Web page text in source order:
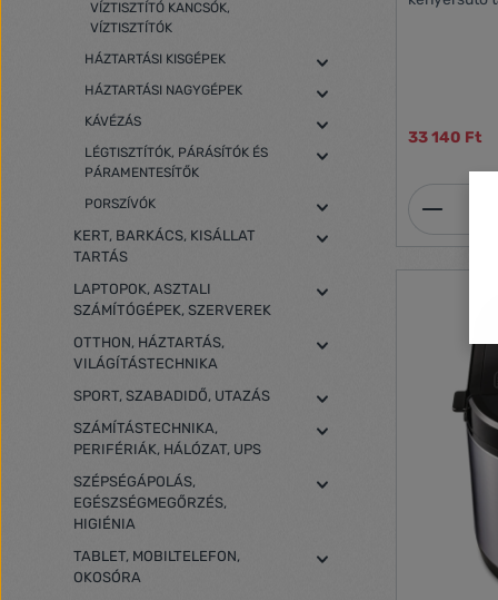
VÍZTISZTÍTÓ KANCSÓK,
VÍZTISZTÍTÓK
HÁZTARTÁSI KISGÉPEK
HÁZTARTÁSI NAGYGÉPEK
KÁVÉZÁS
LÉGTISZTÍTÓK, PÁRÁSÍTÓK ÉS
PÁRAMENTESÍTŐK
PORSZÍVÓK
KERT, BARKÁCS, KISÁLLAT
TARTÁS
LAPTOPOK, ASZTALI
SZÁMÍTÓGÉPEK, SZERVEREK
OTTHON, HÁZTARTÁS,
VILÁGÍTÁSTECHNIKA
SPORT, SZABADIDŐ, UTAZÁS
SZÁMÍTÁSTECHNIKA,
PERIFÉRIÁK, HÁLÓZAT, UPS
SZÉPSÉGÁPOLÁS,
EGÉSZSÉGMEGŐRZÉS,
HIGIÉNIA
TABLET, MOBILTELEFON,
OKOSÓRA
Sütés
LCD kijelző
érdekében
33 140 Ft